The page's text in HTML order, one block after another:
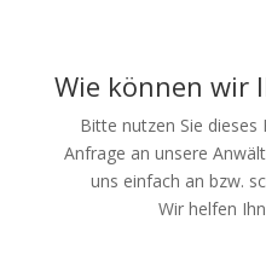
Wie können wir
Bitte nutzen Sie
Anfrage an unsere
uns einfach an bzw.
Wir helfen